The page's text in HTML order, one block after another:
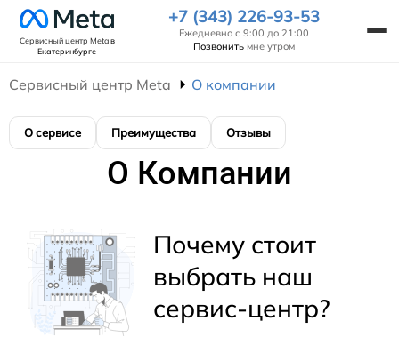
Сервисный центр Metaв
Екатеринбурге
+7 (343) 226-93-53
Ежедневно с 9:00 до 21:00
Позвонить мне утром
Сервисный центр Meta О компании
О сервисе Преимущества Отзывы
О Компании
Почему стоит
выбрать наш
сервис-центр?